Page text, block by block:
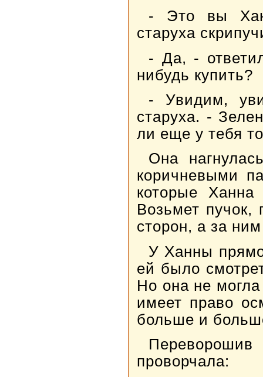
- Это вы
старуха
- Да, -
нибудь купить?
- Увидим,
старуха. -
ли еще у тебя
Она
коричневыми
которые Ханна
Возьмет пучок,
сторон, а за
У Ханны
ей было
Но она не могла
имеет право
больше и
Переворошив
проворчала: